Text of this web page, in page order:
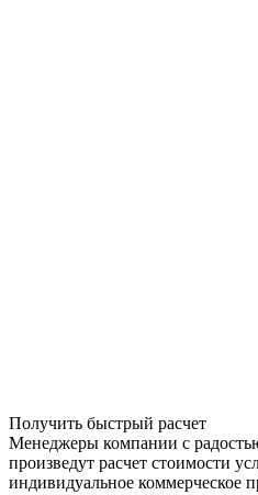
Получить быстрый расчет
Менеджеры компании с
произведут расчет стоимости
индивидуальное коммерческое